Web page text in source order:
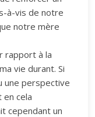
à-vis de notre
notre mère
rapport à la
vie durant. Si
une perspective
en cela
cependant un